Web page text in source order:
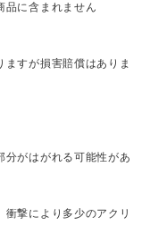
品に含まれません
すが損害賠償はありま
分がはがれる可能性があ
撃により多少のアクリ